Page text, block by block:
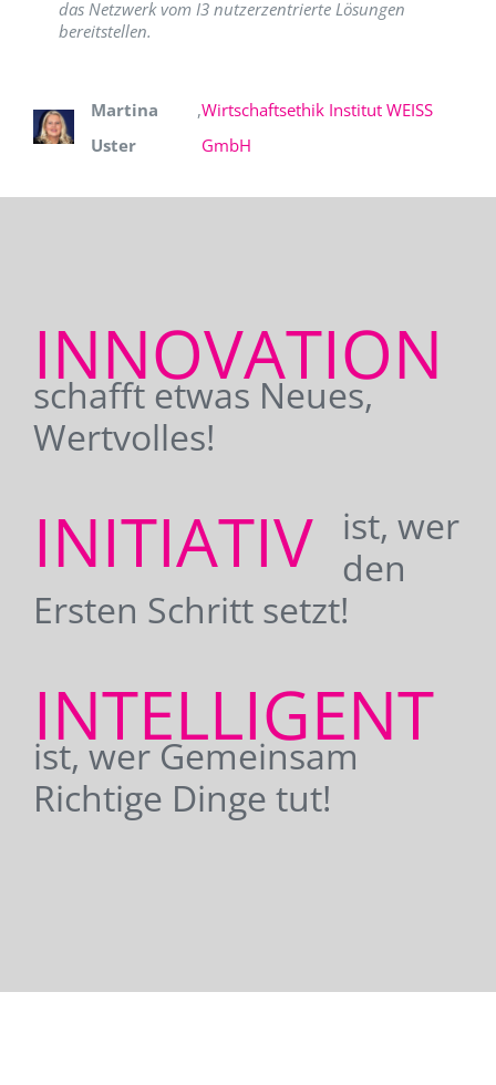
das Netzwerk vom I3 nutzerzentrierte Lösungen
bereitstellen.
Martina
Uster
,Wirtschaftsethik Institut WEISS
GmbH
INNOVATION
schafft etwas Neues,
Wertvolles!
INITIATIV
ist, wer
den
Ersten Schritt setzt!
INTELLIGENT
ist, wer Gemeinsam
Richtige Dinge tut!